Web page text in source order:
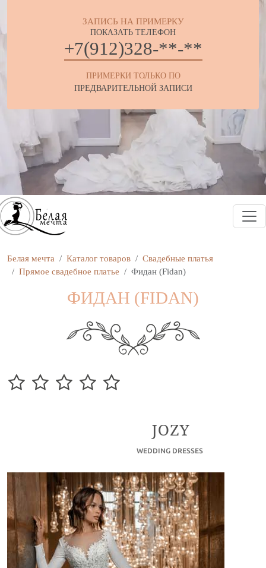
ЗАПИСЬ НА ПРИМЕРКУ
ПОКАЗАТЬ ТЕЛЕФОН
+7(912)328-**-**
ПРИМЕРКИ ТОЛЬКО ПО
ПРЕДВАРИТЕЛЬНОЙ ЗАПИСИ
Белая мечта Каталог товаров
Свадебные платья
Прямое свадебное платье
Фидан (Fidan)
ФИДАН (FIDAN)